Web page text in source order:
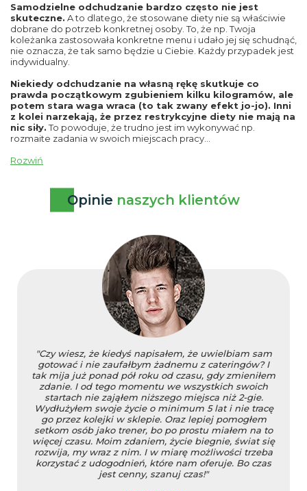
Samodzielne odchudzanie bardzo często nie jest
skuteczne. A to dlatego, że stosowane diety nie są właściwie
dobrane do potrzeb konkretnej osoby. To, że np. Twoja
koleżanka zastosowała konkretne menu i udało jej się schudnąć,
nie oznacza, że tak samo będzie u Ciebie. Każdy przypadek jest
indywidualny.
Niekiedy odchudzanie na własną rękę skutkuje co
prawda początkowym zgubieniem kilku kilogramów, ale
potem stara waga wraca (to tak zwany efekt jo-jo). Inni
z kolei narzekają, że przez restrykcyjne diety nie mają na
nic siły.To powoduje, że trudno jest im wykonywać np.
rozmaite zadania w swoich miejscach pracy…
Rozwiń
Opinie naszych klientów
"Czy wiesz, że kiedyś napisałem, że uwielbiam sam
gotować i nie zaufałbym żadnemu z cateringów? I
tak mija już ponad pół roku od czasu, gdy zmieniłem
zdanie. I od tego momentu we wszystkich swoich
startach nie zająłem niższego miejsca niż 2-gie.
Wydłużyłem swoje życie o minimum 5 lat i nie tracę
go przez kolejki w sklepie. Oraz lepiej pomogłem
setkom osób jako trener, bo po prostu miałem na to
więcej czasu. Moim zdaniem, życie biegnie, świat się
rozwija, my wraz z nim. I w miarę możliwości trzeba
korzystać z udogodnień, które nam oferuje. Bo czas
jest cenny, szanuj czas!"